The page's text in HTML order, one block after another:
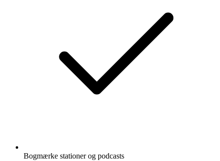
Bogmærke stationer og podcasts